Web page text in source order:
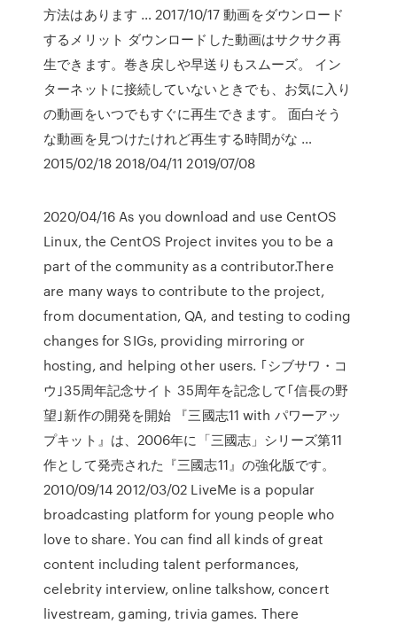
方法はあります … 2017/10/17 動画をダウンロード
するメリット ダウンロードした動画はサクサク再
生できます。巻き戻しや早送りもスムーズ。 イン
ターネットに接続していないときでも、お気に入り
の動画をいつでもすぐに再生できます。 面白そう
な動画を見つけたけれど再生する時間がな …
2015/02/18 2018/04/11 2019/07/08
2020/04/16 As you download and use CentOS
Linux, the CentOS Project invites you to be a
part of the community as a contributor.There
are many ways to contribute to the project,
from documentation, QA, and testing to coding
changes for SIGs, providing mirroring or
hosting, and helping other users. ｢シブサワ・コ
ウ｣35周年記念サイト 35周年を記念して｢信長の野
望｣新作の開発を開始 『三國志11 with パワーアッ
プキット』は、2006年に「三國志」シリーズ第11
作として発売された『三國志11』の強化版です。
2010/09/14 2012/03/02 LiveMe is a popular
broadcasting platform for young people who
love to share. You can find all kinds of great
content including talent performances,
celebrity interview, online talkshow, concert
livestream, gaming, trivia games. There